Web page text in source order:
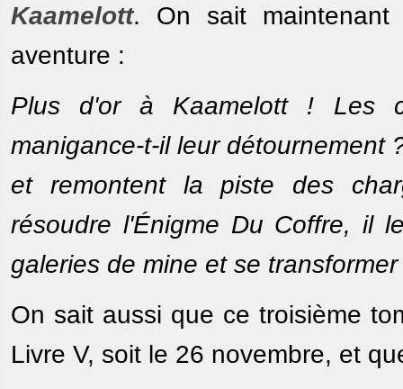
Kaamelott. On sait
aventure :
Plus d'or à Kaamelott ! Les
manigance-t-il leur détournement
et remontent la piste des
résoudre l'Énigme Du Coffre, il
galeries de mine et se
On sait aussi que ce troisième
Livre V, soit le 26 novembre, et